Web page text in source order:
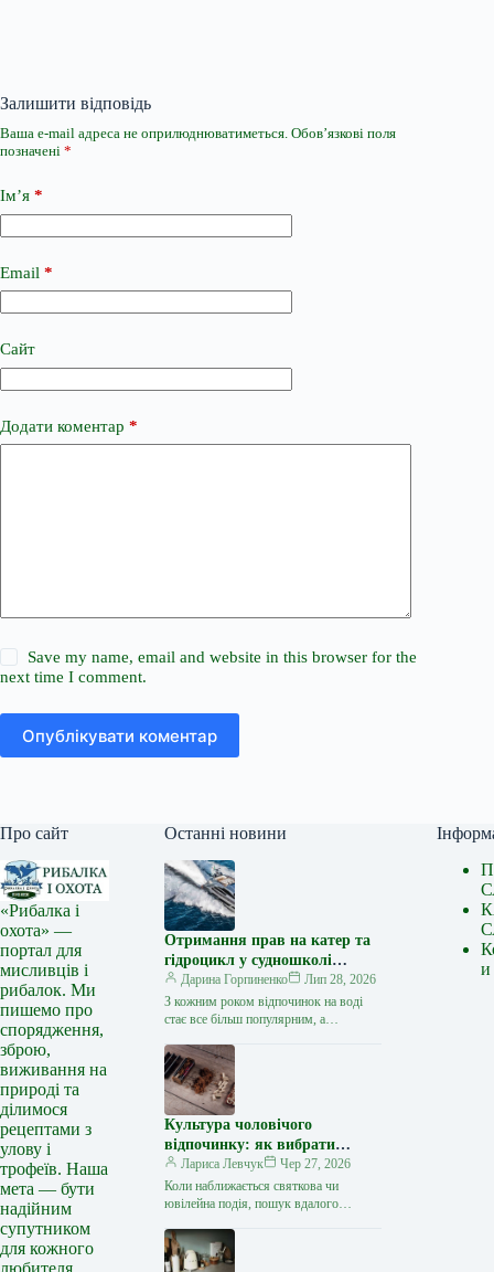
Залишити відповідь
Ваша e-mail адреса не оприлюднюватиметься. Обов’язкові поля
позначені *
Ім’я *
Email *
Сайт
Додати коментар *
Save my name, email and website in this browser for the
next time I comment.
Опублікувати коментар
Про сайт
«Рибалка і
охота» —
портал для
мисливців і
рибалок. Ми
пишемо про
спорядження,
зброю,
виживання на
природі та
ділимося
рецептами з
улову і
трофеїв. Наша
мета — бути
надійним
супутником
для кожного
любителя
Останні новини
Отримання прав на катер та
гідроцикл у судношколі
«Либідь-А»: від теорії до
іспиту
Дарина Горпиненко
Лип 28, 2026
З кожним роком відпочинок на воді
стає все більш популярним, а
чи гідроциклом відкриває нові
горизонти…
Культура чоловічого
відпочинку: як вибрати
стильний та корисний
подарунок
Лариса Левчук
Чер 27, 2026
Коли наближається святкова чи
ювілейна подія, пошук вдалого
близької людини нерідко
перетворюється на складне завдання.
и